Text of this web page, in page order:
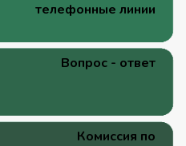
телефонные линии
Вопрос - ответ
Комиссия по